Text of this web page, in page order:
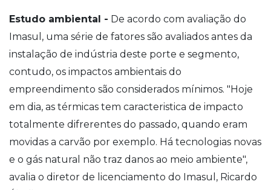
Estudo ambiental - De acordo com avaliação do
Imasul, uma série de fatores são avaliados antes da
instalação de indústria deste porte e segmento,
contudo, os impactos ambientais do
empreendimento são considerados mínimos. "Hoje
em dia, as térmicas tem caracteristica de impacto
totalmente difrerentes do passado, quando eram
movidas a carvão por exemplo. Há tecnologias novas
e o gás natural não traz danos ao meio ambiente",
avalia o diretor de licenciamento do Imasul, Ricardo